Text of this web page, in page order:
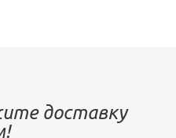
доставку